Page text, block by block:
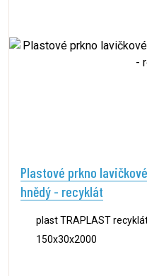
Plastové prkno
hnědý - recyklát
plast TRAPLAST
150x30x2000